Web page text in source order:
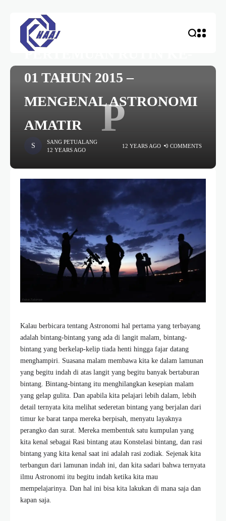
P
HOME PERTEMUAN RUTIN
PERTEMUAN RUTIN KE-
01 TAHUN 2015 –
MENGENAL ASTRONOMI
AMATIR
SANG PETUALANG
12 YEARS AGO
12 YEARS AGO 0 COMMENTS
Kalau berbicara tentang Astronomi hal pertama yang terbayang
adalah bintang-bintang yang ada di langit malam, bintang-
bintang yang berkelap-kelip tiada henti hingga fajar datang
menghampiri. Suasana malam membawa kita ke dalam lamunan
yang begitu indah di atas langit yang begitu banyak bertaburan
bintang. Bintang-bintang itu menghilangkan kesepian malam
yang gelap gulita. Dan apabila kita pelajari lebih dalam, lebih
detail ternyata kita melihat sederetan bintang yang berjalan dari
timur ke barat tanpa mereka berpisah, menyatu layaknya
perangko dan surat. Mereka membentuk satu kumpulan yang
kita kenal sebagai Rasi bintang atau Konstelasi bintang, dan rasi
bintang yang kita kenal saat ini adalah rasi zodiak. Sejenak kita
terbangun dari lamunan indah ini, dan kita sadari bahwa ternyata
ilmu Astronomi itu begitu indah ketika kita mau
mempelajarinya. Dan hal ini bisa kita lakukan di mana saja dan
kapan saja.